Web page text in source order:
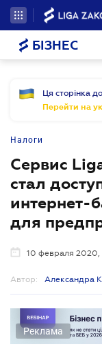
БІЗНЕС
Ця сторінка
Перейти на
Налоги
Сервис
стал
интернет-
для
10 февраля 2020,
Автор: Александра
Реклама